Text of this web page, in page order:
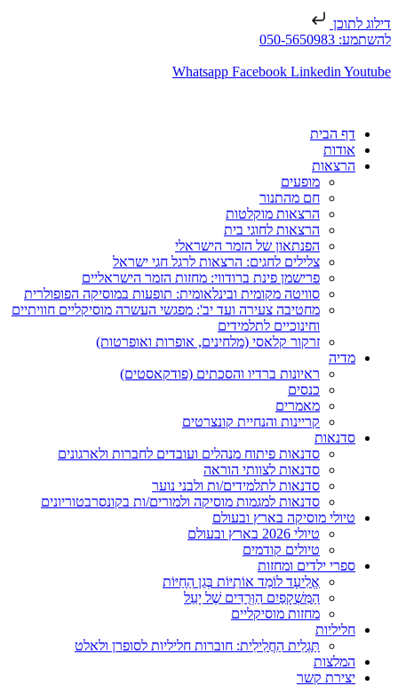
דילוג לתוכן
להשתמע: 050-5650983
Whatsapp Facebook Linkedin Youtube
דף הבית
אודות
הרצאות
מופעים
חם מהתנור
הרצאות מוקלטות
הרצאות לחוגי בית
הפנתאון של הזמר הישראלי
צלילים לחגים: הרצאות לרגל חגי ישראל
פרישמן פינת ברודווי: מחזות הזמר הישראליים
סוויטה מקומית ובינלאומית: תופעות במוסיקה הפופולרית
מחטיבה צעירה ועד יב': מפגשי העשרה מוסיקליים חוויתיים
וחינוכיים לתלמידים
זרקור קלאסי (מלחינים, אופרות ואופרטות)
מדיה
ראיונות ברדיו והסכתים (פודקאסטים)
כנסים
מאמרים
קריינות והנחיית קונצרטים
סדנאות
סדנאות פיתוח מנהלים ועובדים לחברות ולארגונים
סדנאות לצוותי הוראה
סדנאות לתלמידים/ות ולבני נוער
סדנאות למגמות מוסיקה ולמורים/ות בקונסרבטוריונים
טיולי מוסיקה בארץ ובעולם
טיולי 2026 בארץ ובעולם
טיולים קודמים
ספרי ילדים ומחזות
אֱלִיעָד לוֹמֵד אוֹתִיּוֹת בְּגַן הַחַיּוֹת
הַמִּשְׁקָפַיִם הַוְּרֻדִּים שֶׁל יָעֵל
מחזות מוסיקליים
חליליות
תַּגְלִית הַחֲלִילִית: חוברות חליליות לסופרן ולאלט
המלצות
יצירת קשר